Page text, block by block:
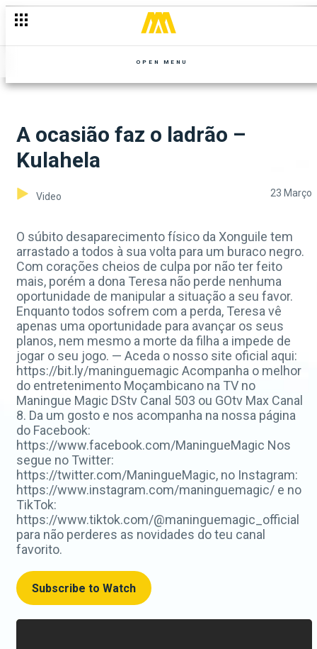
OPEN MENU
A ocasião faz o ladrão –
Kulahela
Video 23 Março
O súbito desaparecimento físico da Xonguile tem
arrastado a todos à sua volta para um buraco negro.
Com corações cheios de culpa por não ter feito
mais, porém a dona Teresa não perde nenhuma
oportunidade de manipular a situação a seu favor.
Enquanto todos sofrem com a perda, Teresa vê
apenas uma oportunidade para avançar os seus
planos, nem mesmo a morte da filha a impede de
jogar o seu jogo. — Aceda o nosso site oficial aqui:
https://bit.ly/maninguemagic Acompanha o melhor
do entretenimento Moçambicano na TV no
Maningue Magic DStv Canal 503 ou GOtv Max Canal
8. Da um gosto e nos acompanha na nossa página
do Facebook:
https://www.facebook.com/ManingueMagic Nos
segue no Twitter:
https://twitter.com/ManingueMagic, no Instagram:
https://www.instagram.com/maninguemagic/ e no
TikTok:
https://www.tiktok.com/@maninguemagic_official
para não perderes as novidades do teu canal
favorito.
Subscribe to Watch